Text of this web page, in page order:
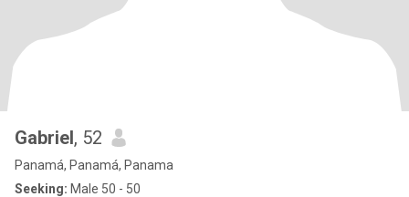
Gabriel, 52
Panamá, Panamá, Panama
Seeking: Male 50 - 50